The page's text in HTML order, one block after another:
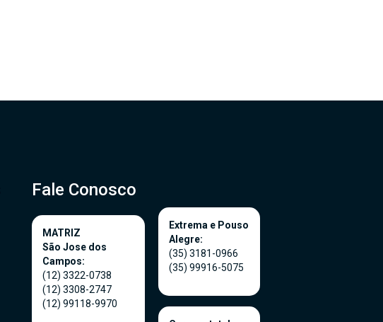
Fale Conosco
MATRIZ
São Jose dos
Campos:
(12) 3322-0738
(12) 3308-2747
(12) 99118-9970
Extrema e Pouso
Alegre:
(35) 3181-0966
(35) 99916-5075